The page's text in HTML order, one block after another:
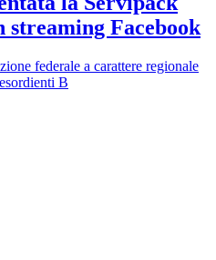
Facebook
federale a carattere regionale
B